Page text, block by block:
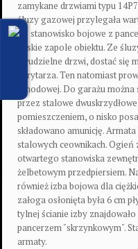
zamykane drzwiami typu
śluzy gazowej przylegała
się stanowisko bojowe z
bliskie zapole obiektu. Ze
dwudzielne drzwi, dostać się
korytarza. Ten natomiast
schodowej. Do garażu
przez stalowe
pomieszczeniem, o nisko
składowano amunicję.
stalowych ceownikach. Ogień
otwartego stanowiska
żelbetowym przedpiersiem.
również izba bojowa dla
załoga osłonięta była 6 cm
tylnej ścianie izby
pancerzem "skrzynkowym".
armaty.